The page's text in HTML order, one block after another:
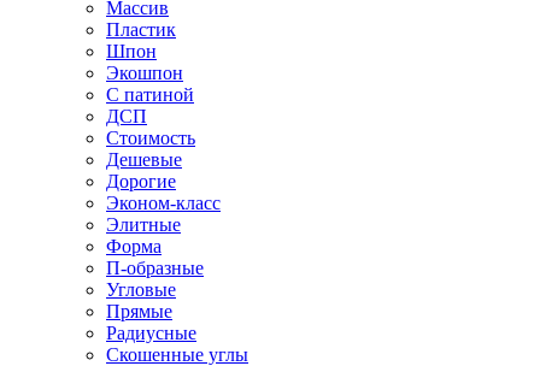
Массив
Пластик
Шпон
Экошпон
С патиной
ДСП
Стоимость
Дешевые
Дорогие
Эконом-класс
Элитные
Форма
П-образные
Угловые
Прямые
Радиусные
Скошенные углы